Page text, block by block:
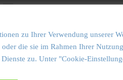
Vulkankultour-BUFF®
zu Ihrer Verwendung unserer
die sie im Rahmen Ihrer
zu. Unter "Cookie-